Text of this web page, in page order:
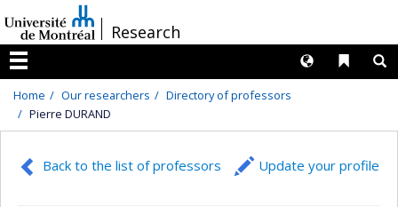
au
contenu
/Research
Menu
Liens
Langues
Home Our researchers
Directory of professors
Pierre DURAND
Back to the list of professors Update your profile